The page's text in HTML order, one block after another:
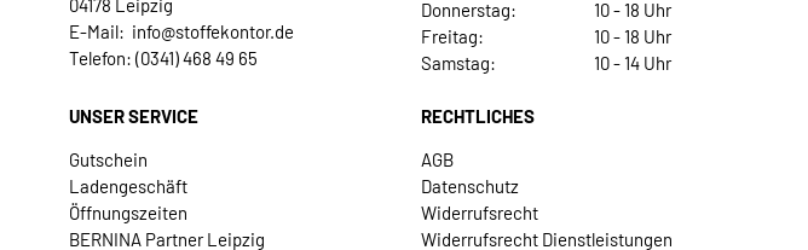
04178 Leipzig
E-Mail: info@stoffekontor.de
Telefon: (0341) 468 49 65
Donnerstag:
10 - 18 Uhr
Freitag:
10 - 18 Uhr
Samstag:
10 - 14 Uhr
UNSER SERVICE
Gutschein
Ladengeschäft
Öffnungszeiten
BERNINA Partner Leipzig
RECHTLICHES
AGB
Datenschutz
Widerrufsrecht
Widerrufsrecht Dienstleistungen